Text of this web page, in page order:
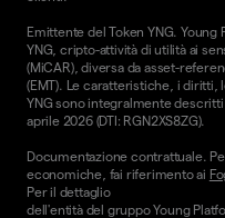
Emittente del Token YNG.
YNG, cripto-attività di utilità ai
(MiCAR), diversa da asset-
(EMT). Le caratteristiche, i diritti,
YNG sono integralmente descritti
aprile 2026 (DTI: RGN2XS8ZG).
Documentazione contrattuale.
economiche, fai riferimento ai
Per il dettaglio
dell'entità del gruppo Young